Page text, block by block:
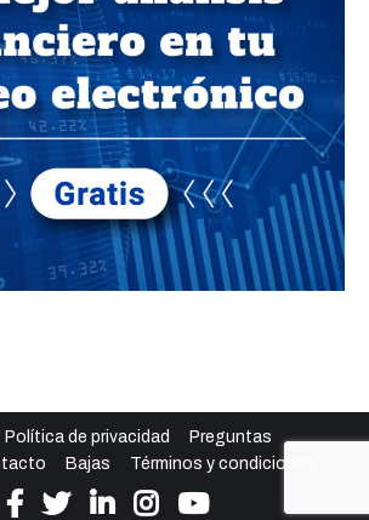
Política de privacidad
Preguntas
Bajas Términos y condiciones